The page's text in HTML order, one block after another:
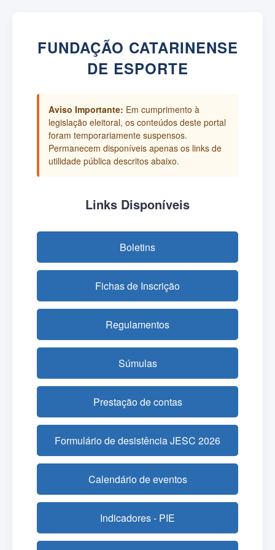
FUNDAÇÃO CATARINENSE
DE ESPORTE
Aviso Importante: Em cumprimento à
legislação eleitoral, os conteúdos deste portal
foram temporariamente suspensos.
Permanecem disponíveis apenas os links de
utilidade pública descritos abaixo.
Links Disponíveis
Boletins
Fichas de Inscrição
Regulamentos
Súmulas
Prestação de contas
Formulário de desistência JESC 2026
Calendário de eventos
Indicadores - PIE